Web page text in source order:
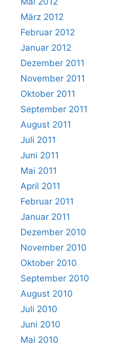
März 2012
Februar 2012
Januar 2012
Dezember 2011
November 2011
Oktober 2011
September 2011
August 2011
Juli 2011
Juni 2011
Mai 2011
April 2011
Februar 2011
Januar 2011
Dezember 2010
November 2010
Oktober 2010
September 2010
August 2010
Juli 2010
Juni 2010
Mai 2010